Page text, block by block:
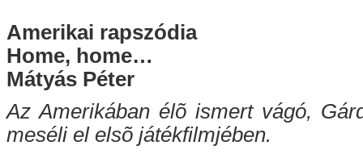
Amerikai rapszódia
Home, home…
Mátyás Péter
Az Amerikában élõ ismert vágó,
meséli el elsõ játékfilmjében.